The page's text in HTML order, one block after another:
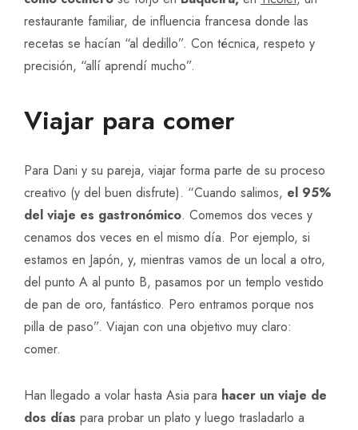
restaurante familiar, de influencia francesa donde las
recetas se hacían “al dedillo”. Con técnica, respeto y
precisión, “allí aprendí mucho”.
Viajar para comer
Para Dani y su pareja, viajar forma parte de su proceso
creativo (y del buen disfrute). “Cuando salimos, el 95%
del viaje es gastronómico. Comemos dos veces y
cenamos dos veces en el mismo día. Por ejemplo, si
estamos en Japón, y, mientras vamos de un local a otro,
del punto A al punto B, pasamos por un templo vestido
de pan de oro, fantástico. Pero entramos porque nos
pilla de paso”. Viajan con una objetivo muy claro:
comer.
Han llegado a volar hasta Asia para hacer un viaje de
dos días para probar un plato y luego trasladarlo a